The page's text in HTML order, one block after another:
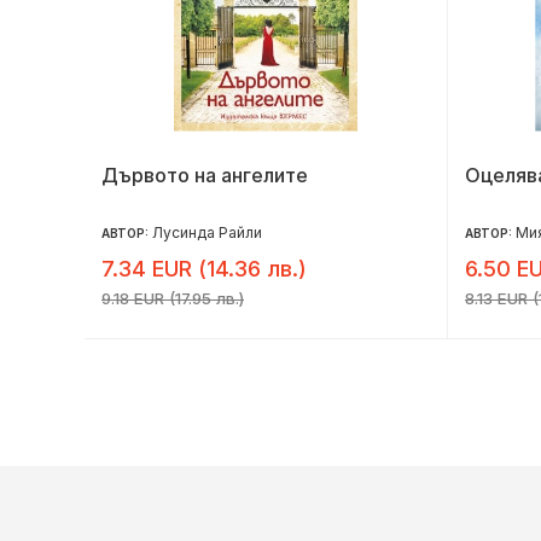
Дървото на ангелите
АВТОР: Лусинда Райли
7.34 EUR (14.36 лв.)
9.18 EUR (17.95 лв.)
АВТОР:
6.50
8.13 EUR